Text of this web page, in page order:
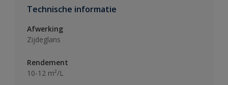
Technische informatie
Afwerking
Zijdeglans
Rendement
10-12 m²/L